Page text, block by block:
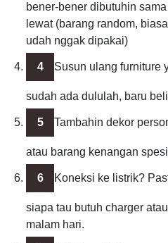
bener-bener dibutuhin
lewat (barang random,
udah nggak dipakai)
Susun ulang furniture
sudah ada dululah, baru
Tambahin dekor
atau barang kenangan
Koneksi ke listrik?
siapa tau butuh charger
malam hari.